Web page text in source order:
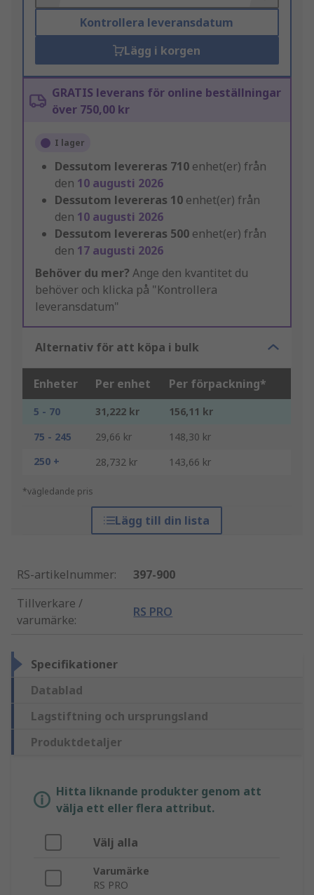
Kontrollera leveransdatum
Lägg i korgen
GRATIS leverans för online beställningar
över 750,00 kr
I lager
Dessutom levereras 710 enhet(er) från
den 10 augusti 2026
Dessutom levereras 10 enhet(er) från
den 10 augusti 2026
Dessutom levereras 500 enhet(er) från
den 17 augusti 2026
Behöver du mer? Ange den kvantitet du
behöver och klicka på "Kontrollera
leveransdatum"
Alternativ för att köpa i bulk
Enheter Per enhet Per förpackning*
5 - 70 31,222 kr
156,11 kr
75 - 245
29,66 kr
148,30 kr
250 +
28,732 kr 143,66 kr
*vägledande pris
Lägg till din lista
RS-artikelnummer:
397-900
Tillverkare /
varumärke:
RS PRO
Specifikationer
Datablad
Lagstiftning och ursprungsland
Produktdetaljer
Hitta liknande produkter genom att
välja ett eller flera attribut.
Välj alla
Varumärke
RS PRO